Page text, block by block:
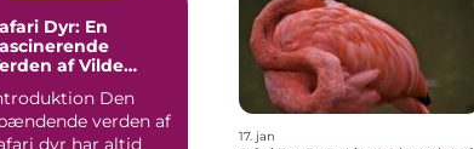
Dyr: En
af Vilde
Den
verden af
dyr har altid
17. jan